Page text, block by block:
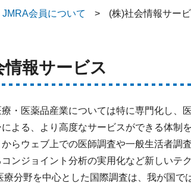
JMRA会員について > (株)社会情報サー
情報サービス
・医薬品産業については特に専門化し、
による、より高度なサービスができる体制
らウェブ上での医師調査や一般生活者調
ンジョイント分析の実用化など新しいテ
療分野を中心とした国際調査は、我が国で